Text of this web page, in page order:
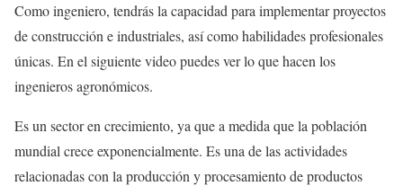
Como ingeniero, tendrás la capacidad para implementar proyectos
de construcción e industriales, así como habilidades profesionales
únicas. En el siguiente video puedes ver lo que hacen los
ingenieros agronómicos.
Es un sector en crecimiento, ya que a medida que la población
mundial crece exponencialmente. Es una de las actividades
relacionadas con la producción y procesamiento de productos